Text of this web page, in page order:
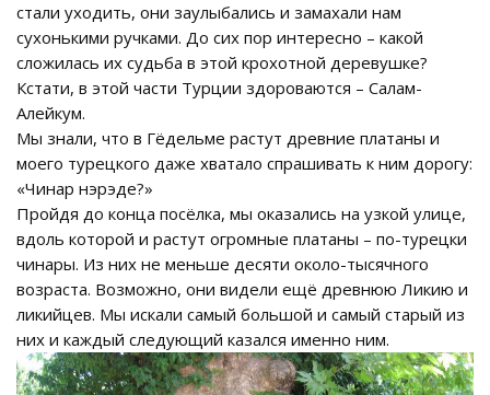
стали уходить, они заулыбались и замахали нам
сухонькими ручками. До сих пор интересно – какой
сложилась их судьба в этой крохотной деревушке?
Кстати, в этой части Турции здороваются – Салам-
Алейкум.
Мы знали, что в Гёдельме растут древние платаны и
моего турецкого даже хватало спрашивать к ним дорогу:
«Чинар нэрэде?»
Пройдя до конца посёлка, мы оказались на узкой улице,
вдоль которой и растут огромные платаны – по-турецки
чинары. Из них не меньше десяти около-тысячного
возраста. Возможно, они видели ещё древнюю Ликию и
ликийцев. Мы искали самый большой и самый старый из
них и каждый следующий казался именно ним.